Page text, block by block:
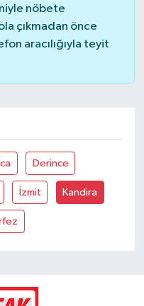
nöbete
çıkmadan önce
aracılığıyla teyit
Derince
İzmit Kandira